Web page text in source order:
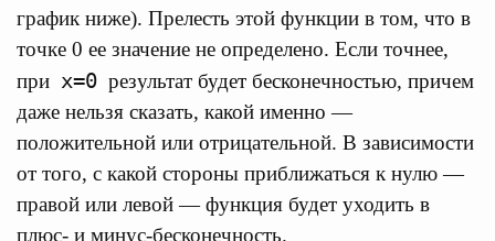
график ниже). Прелесть этой функции в том, что в
точке 0 ее значение не определено. Если точнее,
при x=0 результат будет бесконечностью, причем
даже нельзя сказать, какой именно —
положительной или отрицательной. В зависимости
от того, с какой стороны приближаться к нулю —
правой или левой — функция будет уходить в
плюс- и минус-бесконечность.